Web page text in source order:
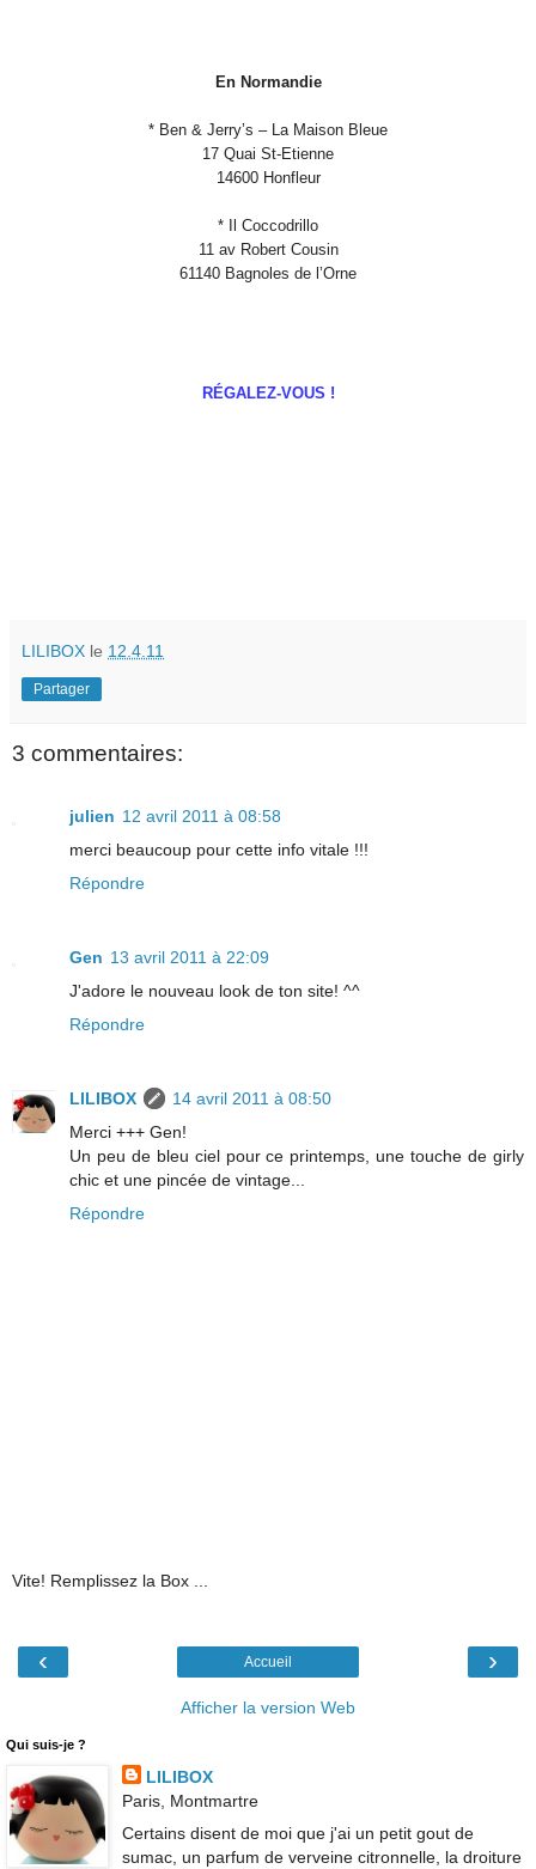
En Normandie
* Ben & Jerry’s – La Maison Bleue
17 Quai St-Etienne
14600 Honfleur
* Il Coccodrillo
11 av Robert Cousin
61140 Bagnoles de l’Orne
RÉGALEZ-VOUS !
LILIBOX le 12.4.11
Partager
3 commentaires:
julien 12 avril 2011 à 08:58
merci beaucoup pour cette info vitale !!!
Répondre
Gen 13 avril 2011 à 22:09
J'adore le nouveau look de ton site! ^^
Répondre
LILIBOX
14 avril 2011 à 08:50
Merci +++ Gen!
Un peu de bleu ciel pour ce printemps, une touche de girly
chic et une pincée de vintage...
Répondre
Vite! Remplissez la Box ...
‹ ›
Accueil
Afficher la version Web
Qui suis-je ?
LILIBOX
Paris, Montmartre
Certains disent de moi que j'ai un petit gout de
sumac, un parfum de verveine citronnelle, la droiture